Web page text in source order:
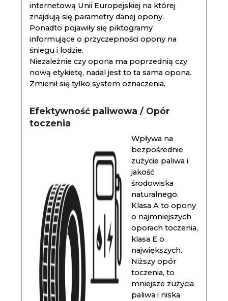
internetową Unii Europejskiej na której
znajdują się parametry danej opony.
Ponadto pojawiły się piktogramy
informujące o przyczepności opony na
śniegu i lodzie.
Niezależnie czy opona ma poprzednią czy
nową etykietę, nadal jest to ta sama opona.
Zmienił się tylko system oznaczenia.
Efektywność paliwowa / Opór
toczenia
Wpływa na
bezpośrednie
zużycie paliwa i
jakość
środowiska
naturalnego.
Klasa A to opony
o najmniejszych
oporach toczenia,
klasa E o
największych.
Niższy opór
toczenia, to
mniejsze zużycia
paliwa i niska